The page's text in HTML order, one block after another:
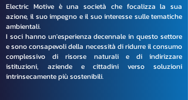
Electric Motive è una società che focalizza la sua
azione, il suo impegno e il suo interesse sulle tematiche
ambientali.
I soci hanno un'esperienza decennale in questo settore
e sono consapevoli della necessità di ridurre il consumo
complessivo di risorse naturali e di indirizzare
istituzioni, aziende e cittadini verso soluzioni
intrinsecamente più sostenibili.